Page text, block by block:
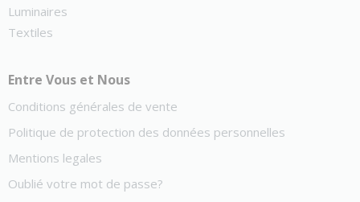
Luminaires
Textiles
Entre Vous et Nous
Conditions générales de vente
Politique de protection des données personnelles
Mentions legales
Oublié votre mot de passe?